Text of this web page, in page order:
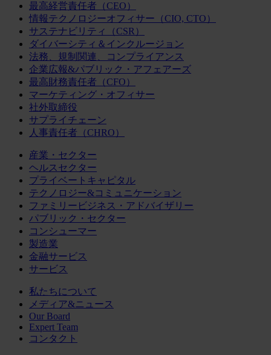
最高経営責任者（CEO）
情報テクノロジーオフィサー（CIO, CTO）
サステナビリティ（CSR）
ダイバーシティ＆インクルージョン
法務、規制関連、コンプライアンス
企業広報&パブリック・アフェアーズ
最高財務責任者（CFO）
マーケティング・オフィサー
社外取締役
サプライチェーン
人事責任者（CHRO）
産業・セクター
ヘルスセクター
プライベートキャピタル
テクノロジー&コミュニケーション
ファミリービジネス・アドバイザリー
パブリック・セクター
コンシューマー
製造業
金融サービス
サービス
私たちについて
メディア&ニュース
Our Board
Expert Team
コンタクト